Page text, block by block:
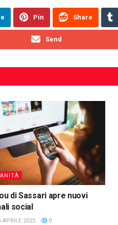
Pin Share
Send
di Sassari apre nuovi
social
APRILE 2025 0